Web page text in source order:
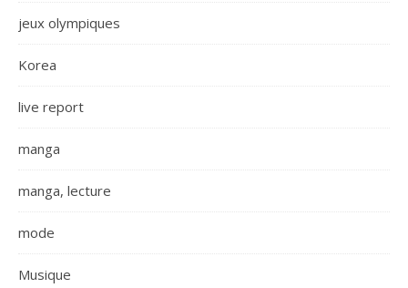
jeux olympiques
Korea
live report
manga
manga, lecture
mode
Musique